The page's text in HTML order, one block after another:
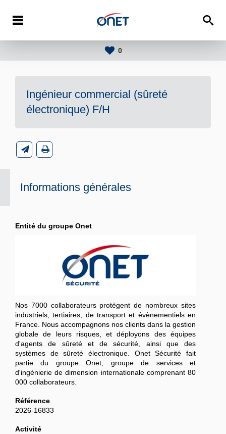
0
Ingénieur commercial (sûreté
électronique) F/H
Informations générales
Entité du groupe Onet
Nos 7000 collaborateurs protègent de nombreux sites
industriels, tertiaires, de transport et évènementiels en
France. Nous accompagnons nos clients dans la gestion
globale de leurs risques, et déployons des équipes
d'agents de sûreté et de sécurité, ainsi que des
systèmes de sûreté électronique. Onet Sécurité fait
partie du groupe Onet, groupe de services et
d'ingénierie de dimension internationale comprenant 80
000 collaborateurs.
Référence
2026-16833
Activité